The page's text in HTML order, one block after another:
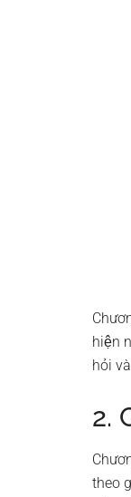
hiện
hỏi
2.
theo